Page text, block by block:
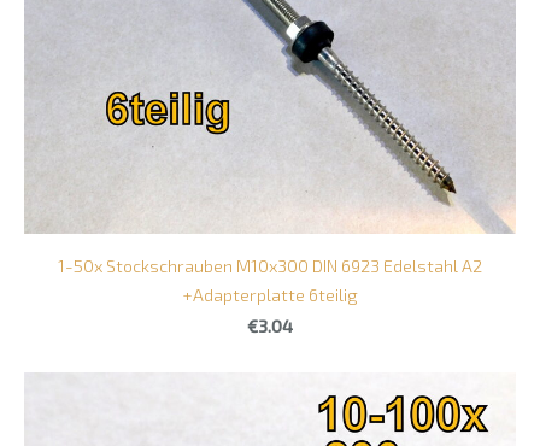
1-50x Stockschrauben M10x300 DIN 6923 Edelstahl A2
+Adapterplatte 6teilig
€3.04